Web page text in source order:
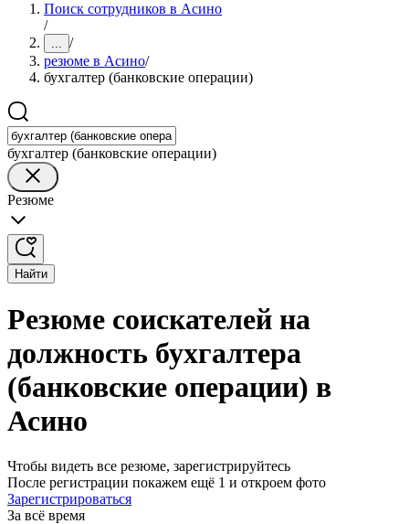
Поиск сотрудников в Асино
/
... /
резюме в Асино/
бухгалтер (банковские операции)
бухгалтер (банковские операции)
Резюме
Найти
Резюме соискателей на
должность бухгалтера
(банковские операции) в
Асино
Чтобы видеть все резюме, зарегистрируйтесь
После регистрации покажем ещё 1 и откроем фото
Зарегистрироваться
За всё время